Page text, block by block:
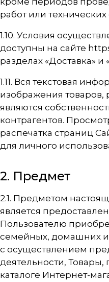
работ или технических
1.10. Условия
доступны на сайте
разделах «Доставка» и
1.11. Вся текстовая
изображения
являются
контрагентов.
распечатка страниц
для личного
2. Предмет
2.1. Предметом
является
Пользователю
семейных, домашних
с осуществлением
деятельности,
каталоге Интернет-